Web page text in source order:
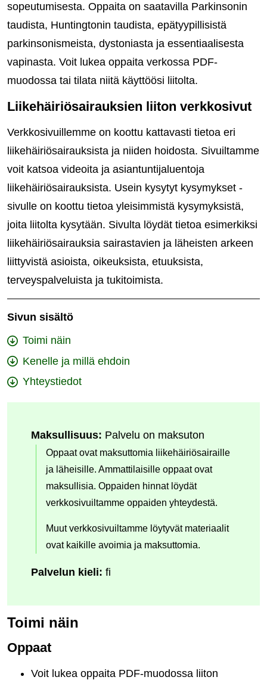
sopeutumisesta. Oppaita on saatavilla Parkinsonin
taudista, Huntingtonin taudista, epätyypillisistä
parkinsonismeista, dystoniasta ja essentiaalisesta
vapinasta. Voit lukea oppaita verkossa PDF-
muodossa tai tilata niitä käyttöösi liitolta.
Liikehäiriösairauksien liiton verkkosivut
Verkkosivuillemme on koottu kattavasti tietoa eri
liikehäiriösairauksista ja niiden hoidosta. Sivuiltamme
voit katsoa videoita ja asiantuntijaluentoja
liikehäiriösairauksista. Usein kysytyt kysymykset -
sivulle on koottu tietoa yleisimmistä kysymyksistä,
joita liitolta kysytään. Sivulta löydät tietoa esimerkiksi
liikehäiriösairauksia sairastavien ja läheisten arkeen
liittyvistä asioista, oikeuksista, etuuksista,
terveyspalveluista ja tukitoimista.
Sivun sisältö
Toimi näin
Kenelle ja millä ehdoin
Yhteystiedot
Maksullisuus: Palvelu on maksuton
Oppaat ovat maksuttomia liikehäiriösairaille
ja läheisille. Ammattilaisille oppaat ovat
maksullisia. Oppaiden hinnat löydät
verkkosivuiltamme oppaiden yhteydestä.
Muut verkkosivuiltamme löytyvät materiaalit
ovat kaikille avoimia ja maksuttomia.
Palvelun kieli: fi
Toimi näin
Oppaat
Voit lukea oppaita PDF-muodossa liiton